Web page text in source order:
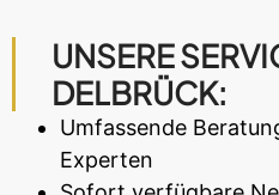
UNSERE
DELBRÜCK:
Umfassende
Experten